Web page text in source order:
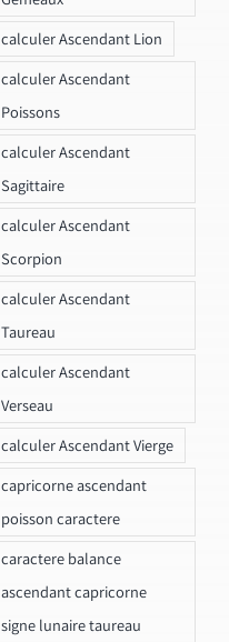
calculer Ascendant Lion
calculer Ascendant
Poissons
calculer Ascendant
Sagittaire
calculer Ascendant
Scorpion
calculer Ascendant
Taureau
calculer Ascendant
Verseau
calculer Ascendant Vierge
capricorne ascendant
poisson caractere
caractere balance
ascendant capricorne
signe lunaire taureau